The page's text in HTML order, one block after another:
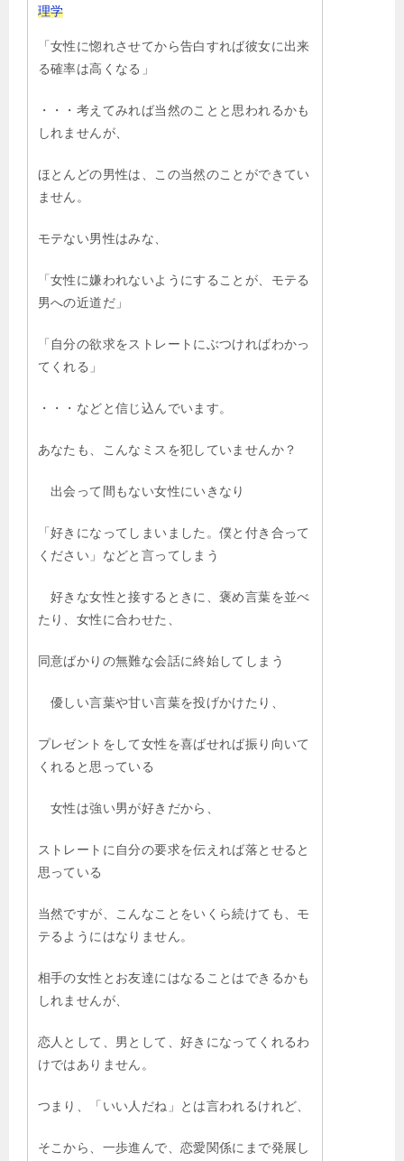
理学
「女性に惚れさせてから告白すれば彼女に出来
る確率は高くなる」
・・・考えてみれば当然のことと思われるかも
しれませんが、
ほとんどの男性は、この当然のことができてい
ません。
モテない男性はみな、
「女性に嫌われないようにすることが、モテる
男への近道だ」
「自分の欲求をストレートにぶつければわかっ
てくれる」
・・・などと信じ込んでいます。
あなたも、こんなミスを犯していませんか？
出会って間もない女性にいきなり
「好きになってしまいました。僕と付き合って
ください」などと言ってしまう
好きな女性と接するときに、褒め言葉を並べ
たり、女性に合わせた、
同意ばかりの無難な会話に終始してしまう
優しい言葉や甘い言葉を投げかけたり、
プレゼントをして女性を喜ばせれば振り向いて
くれると思っている
女性は強い男が好きだから、
ストレートに自分の要求を伝えれば落とせると
思っている
当然ですが、こんなことをいくら続けても、モ
テるようにはなりません。
相手の女性とお友達にはなることはできるかも
しれませんが、
恋人として、男として、好きになってくれるわ
けではありません。
つまり、「いい人だね」とは言われるけれど、
そこから、一歩進んで、恋愛関係にまで発展し